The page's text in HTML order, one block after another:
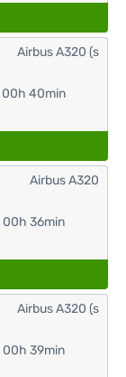
00h 40min
Airbus A320 (s
00h 36min
Airbus A320
00h 39min
Airbus A320 (s